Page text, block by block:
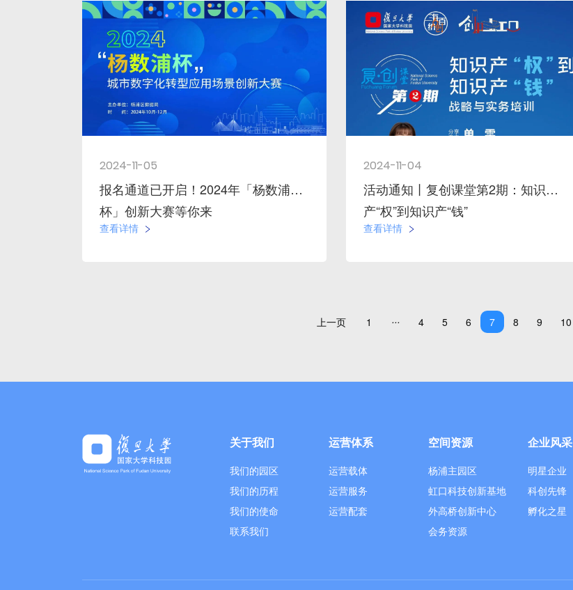
2024-11-05
报名通道已开启！2024年「杨数浦
杯」创新大赛等你来
查看详情
2024-11-04
活动通知丨复创课堂第2期：知识
产“权”到知识产“钱”
查看详情
上一页 1 ... 4 5 6 7 8 9 10
关于我们
我们的园区
我们的历程
我们的使命
联系我们
运营体系
运营载体
运营服务
运营配套
空间资源
杨浦主园区
虹口科技创新基地
外高桥创新中心
会务资源
企业风采
明星企业
科创先锋
孵化之星